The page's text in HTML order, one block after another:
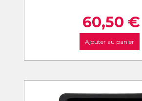
60,50 €
Ajouter au panier